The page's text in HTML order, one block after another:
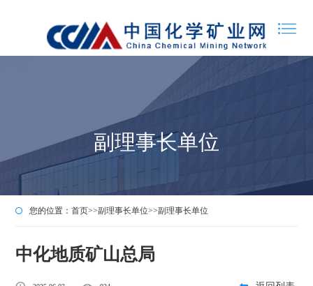
副理事长单位
您的位置：首页>>副理事长单位>>副理事长单位
中化地质矿山总局